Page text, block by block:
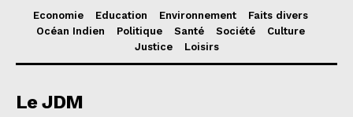
Economie Education Environnement
Faits divers
Océan Indien
Politique Santé Société
Culture
Justice
Loisirs
Le JDM